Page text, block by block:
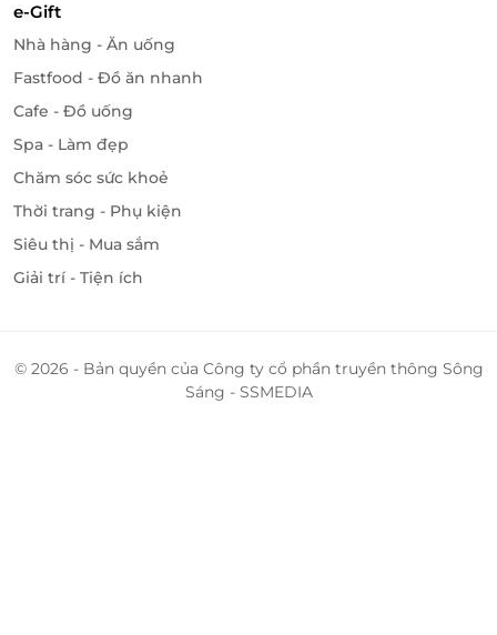
e-Gift
Nhà hàng - Ăn uống
Fastfood - Đồ ăn nhanh
Cafe - Đồ uống
Spa - Làm đẹp
Chăm sóc sức khoẻ
Thời trang - Phụ kiện
Siêu thị - Mua sắm
Giải trí - Tiện ích
© 2026 - Bản quyền của Công ty cổ phần truyền thông Sông
Sáng - SSMEDIA